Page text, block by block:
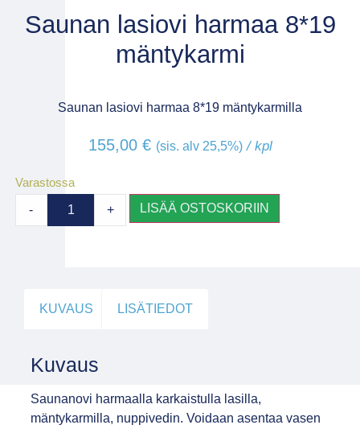
Saunan lasiovi harmaa 8*19
mäntykarmi
Saunan lasiovi harmaa 8*19 mäntykarmilla
155,00 € (sis. alv 25,5%)/ kpl
Varastossa
- + LISÄÄ OSTOSKORIIN
KUVAUS LISÄTIEDOT
Kuvaus
Saunanovi harmaalla karkaistulla lasilla,
mäntykarmilla, nuppivedin. Voidaan asentaa vasen